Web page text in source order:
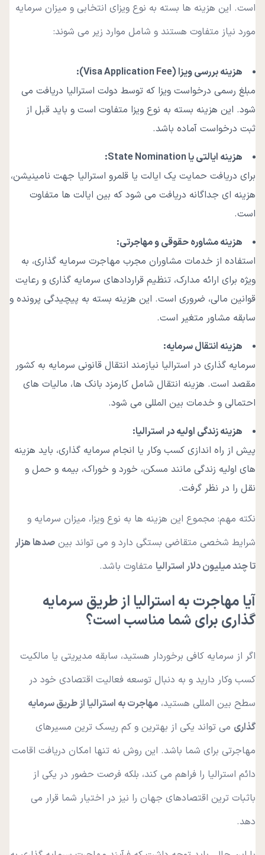
است. این هزینه ها بسته به نوع ویزای انتخابی و میزان سرمایه
مورد نیاز متفاوت هستند و شامل موارد زیر می شوند:
هزینه بررسی ویزا(Visa Application Fee):
مبلغ رسمی درخواست ویزا که توسط دولت استرالیا دریافت می
شود. این هزینه بسته به نوع ویزا متفاوت است و باید قبل از
ثبت درخواست آماده باشد.
هزینه ایالتی یا
برای دریافت حمایت یک ایالت یا قلمرو استرالیا جهت نامینیشن،
هزینه ای جداگانه دریافت می شود که بین ایالت ها متفاوت
است.
هزینه مشاوره حقوقی و مهاجرتی:
استفاده از خدمات مشاوران مجرب مهاجرت سرمایه گذاری، به
ویژه برای ارائه مدارک، تنظیم قراردادهای سرمایه گذاری و رعایت
قوانین مالی، ضروری است. این هزینه بسته به پیچیدگی پرونده و
سابقه مشاور متغیر است.
هزینه انتقال سرمایه:
سرمایه گذاری در استرالیا نیازمند انتقال قانونی سرمایه به کشور
مقصد است. هزینه انتقال شامل کارمزد بانک ها، مالیات های
احتمالی و خدمات بین المللی می شود.
هزینه زندگی اولیه در استرالیا:
پیش از راه اندازی کسب وکار یا انجام سرمایه گذاری، باید هزینه
های اولیه زندگی مانند مسکن، خورد و خوراک، بیمه و حمل و
نقل را در نظر گرفت.
نکته مهم: مجموع این هزینه ها به نوع ویزا، میزان سرمایه و
شرایط شخصی متقاضی بستگی دارد و می تواند بین صدها هزار
تا چند میلیون دلار استرالیا متفاوت باشد.
آیا مهاجرت به استرالیا از طریق سرمایه
گذاری برای شما مناسب است؟
اگر از سرمایه کافی برخوردار هستید، سابقه مدیریتی یا مالکیت
کسب وکار دارید و به دنبال توسعه فعالیت اقتصادی خود در
سطح بین المللی هستید، مهاجرت به استرالیا از طریق سرمایه
گذاری می تواند یکی از بهترین و کم ریسک ترین مسیرهای
مهاجرتی برای شما باشد. این روش نه تنها امکان دریافت اقامت
دائم استرالیا را فراهم می کند، بلکه فرصت حضور در یکی از
باثبات ترین اقتصادهای جهان را نیز در اختیار شما قرار می
دهد.